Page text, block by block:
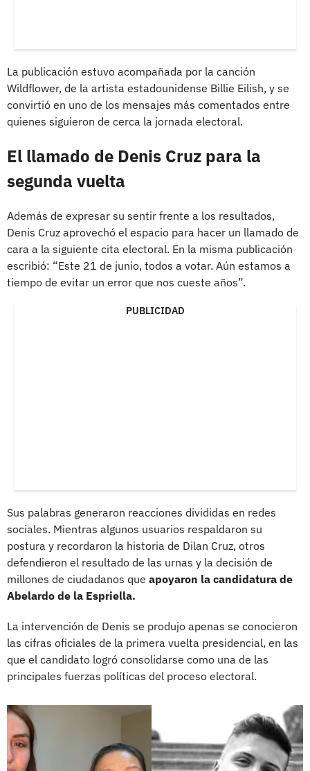
La publicación estuvo acompañada por la canción
Wildflower, de la artista estadounidense Billie Eilish, y se
convirtió en uno de los mensajes más comentados entre
quienes siguieron de cerca la jornada electoral.
El llamado de Denis Cruz para la
segunda vuelta
Además de expresar su sentir frente a los resultados,
Denis Cruz aprovechó el espacio para hacer un llamado de
cara a la siguiente cita electoral. En la misma publicación
escribió: “Este 21 de junio, todos a votar. Aún estamos a
tiempo de evitar un error que nos cueste años”.
PUBLICIDAD
Sus palabras generaron reacciones divididas en redes
sociales. Mientras algunos usuarios respaldaron su
postura y recordaron la historia de Dilan Cruz, otros
defendieron el resultado de las urnas y la decisión de
millones de ciudadanos que apoyaron la candidatura de
Abelardo de la Espriella.
La intervención de Denis se produjo apenas se conocieron
las cifras oficiales de la primera vuelta presidencial, en las
que el candidato logró consolidarse como una de las
principales fuerzas políticas del proceso electoral.